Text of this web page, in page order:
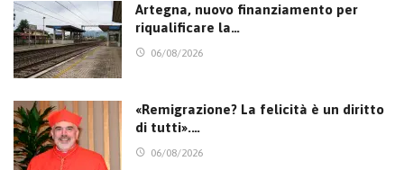
Artegna, nuovo finanziamento per
riqualificare la…
06/08/2026
«Remigrazione? La felicità è un diritto
di tutti».…
06/08/2026